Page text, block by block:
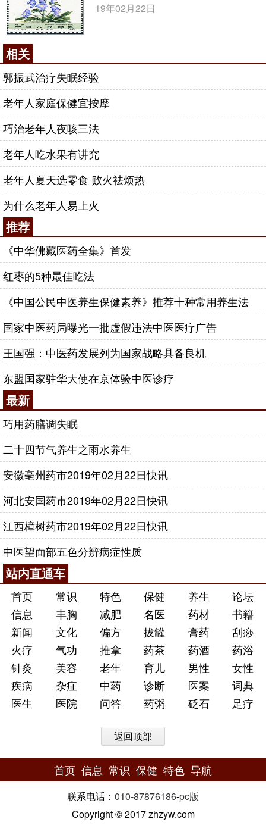
19年02月22日
相关
郭振武治疗失眠经验
老年人家庭保健宜按摩
巧治老年人夜咳三法
老年人吃水果有讲究
老年人夏天选零食 败火祛烦热
为什么老年人易上火
推荐
《中华佛藏医药全集》首发
红枣的5种最佳吃法
《中国公民中医养生保健素养》推荐十种常用养生法
国家中医药局曝光一批虚假违法中医医疗广告
王国强：中医药发展列为国家战略具备良机
东盟国家驻华大使在京体验中医诊疗
最新
巧用药膳调失眠
二十四节气养生之雨水养生
安徽亳州药市2019年02月22日快讯
河北安国药市2019年02月22日快讯
江西樟树药市2019年02月22日快讯
中医望面部五色分辨病症性质
站内直通车
首页 常识 特色 保健 养生
论坛
信息
丰胸 减肥 名医 药材
书籍
新闻
文化 偏方 拔罐 膏药
刮痧
火疗
气功 推拿 药茶 药酒
药浴
针灸
美容 老年 育儿 男性
女性
疾病
杂症 中药 诊断 医案
词典
医生
医院 问答 药粥 砭石 足疗
返回顶部
首页 信息 常识 保健 特色 导航
联系电话： 010-87876186-pc版
Copyright © 2017 zhzyw.com